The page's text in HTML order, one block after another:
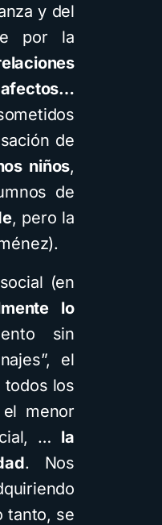
y del
por la
de
niños,
de
, pero la
(en
lo
sin
el
todos los
menor
… la
. Nos
tanto, se